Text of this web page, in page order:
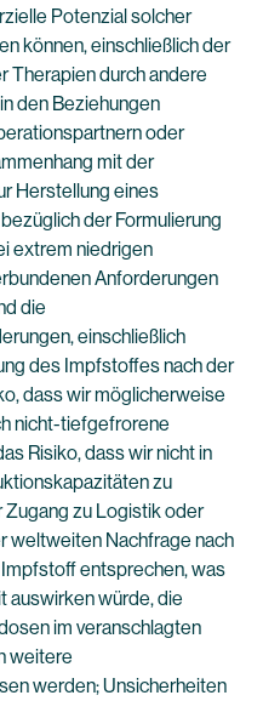
Potenzial solcher
können, einschließlich der
Therapien durch andere
den Beziehungen
oder
mit der
Herstellung eines
der Formulierung
extrem niedrigen
Anforderungen
die
einschließlich
des Impfstoffes nach der
dass wir möglicherweise
nicht-tiefgefrorene
Risiko, dass wir nicht in
zu
zu Logistik oder
weltweiten Nachfrage nach
entsprechen, was
auswirken würde, die
im veranschlagten
weitere
werden; Unsicherheiten